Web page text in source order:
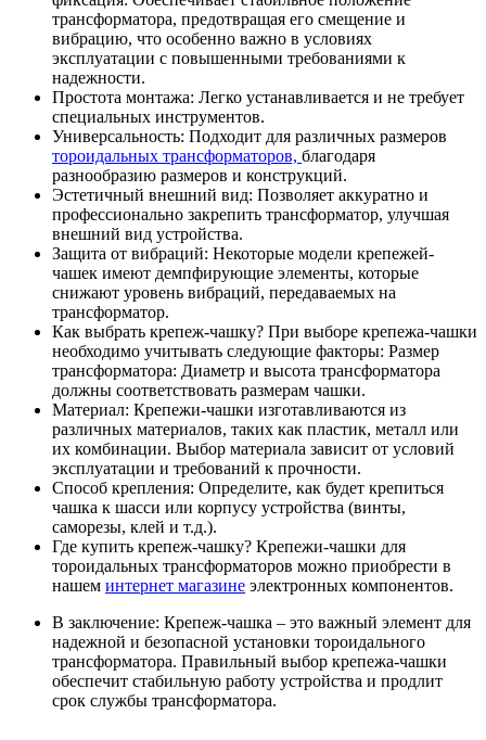
трансформатора, предотвращая его смещение и
вибрацию, что особенно важно в условиях
эксплуатации с повышенными требованиями к
надежности.
Простота монтажа: Легко устанавливается и не требует
специальных инструментов.
Универсальность: Подходит для различных размеров
тороидальных трансформаторов, благодаря
разнообразию размеров и конструкций.
Эстетичный внешний вид: Позволяет аккуратно и
профессионально закрепить трансформатор, улучшая
внешний вид устройства.
Защита от вибраций: Некоторые модели крепежей-
чашек имеют демпфирующие элементы, которые
снижают уровень вибраций, передаваемых на
трансформатор.
Как выбрать крепеж-чашку? При выборе крепежа-чашки
необходимо учитывать следующие факторы: Размер
трансформатора: Диаметр и высота трансформатора
должны соответствовать размерам чашки.
Материал: Крепежи-чашки изготавливаются из
различных материалов, таких как пластик, металл или
их комбинации. Выбор материала зависит от условий
эксплуатации и требований к прочности.
Способ крепления: Определите, как будет крепиться
чашка к шасси или корпусу устройства (винты,
саморезы, клей и т.д.).
Где купить крепеж-чашку? Крепежи-чашки для
тороидальных трансформаторов можно приобрести в
нашем интернет магазине электронных компонентов.
В заключение: Крепеж-чашка – это важный элемент для
надежной и безопасной установки тороидального
трансформатора. Правильный выбор крепежа-чашки
обеспечит стабильную работу устройства и продлит
срок службы трансформатора.